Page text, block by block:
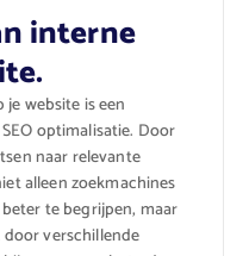
interne
website is een
optimalisatie. Door
naar relevante
alleen zoekmachines
te begrijpen, maar
verschillende